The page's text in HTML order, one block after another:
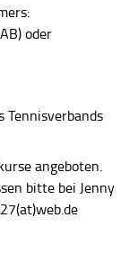
oder
Tennisverbands
angeboten.
bitte bei Jenny